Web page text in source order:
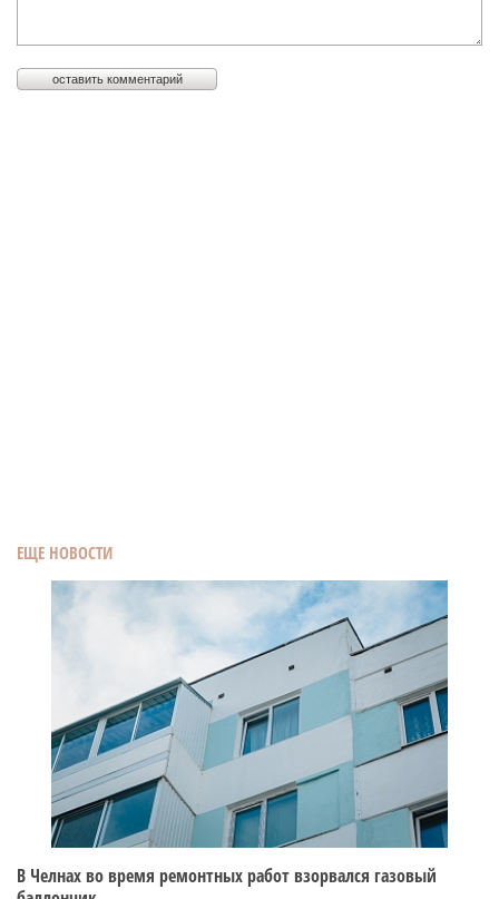
ЕЩЕ НОВОСТИ
В Челнах во время ремонтных работ взорвался газовый